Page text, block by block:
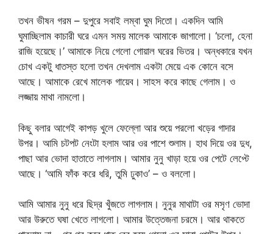
তখন ভীষন গরম – দুপুরে সবাই লম্বা ঘুম দিতো। একদিন আমি
ঘুমাচ্ছিলাম কাচারী ঘরে এমন সময় মালেক আমাকে জাগালো। ‘চলো, হেনা
রাজি হয়েছে।’ আমাকে নিয়ে গেলো গোয়াল ঘরের ভিতর। অন্ধকারে যখন
চোখ একটু ধাতস্ত হলো তখন দেখলাম একটা মেয়ে এক কোনে বসে
আছে। আমাকে রেখে মালেক গায়েব। সাহস করে কাছে গেলাম। ও
লজ্জায় মাথা নামলো।
কিছু বলার আগেই কাপড় খুলে ফেল্লো আর শুয়ে পরলো খড়ের গাদার
উপর। আমি চটপট নেংটা হলাম আর ওর পাশে শুলাম। হাথ দিয়ে ওর দুধ,
পাছা আর ভোদা হাতাতে লাগলাম। আমার নুনু খাড়া হয়ে ওর পেটে লেপ্টে
আছে। ‘আমি ফাঁক করে ধরি, তুমি ঢুকাও’ – ও বললো।
আমি আমার নুনু ধরে ছিদ্র খুঁজতে লাগলাম। নুনুর মাথাটা ওর মসৃণ ভোদা
আর উরুতে ঘষা খেতে লাগলো। আমার উত্তেজনা চরমে। আর থাকতে